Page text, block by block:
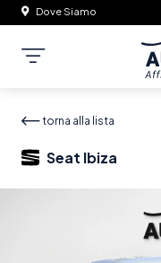
Dove Siamo
torna alla lista
Seat Ibiza